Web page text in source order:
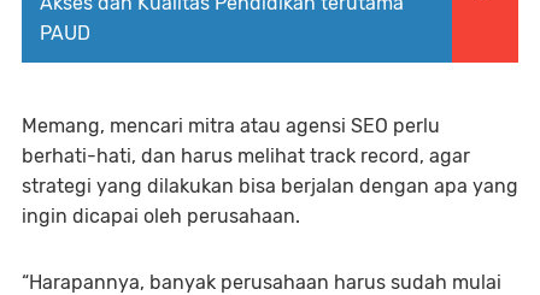
PAUD
Memang, mencari mitra atau agensi SEO perlu
berhati-hati, dan harus melihat track record, agar
strategi yang dilakukan bisa berjalan dengan apa yang
ingin dicapai oleh perusahaan.
“Harapannya, banyak perusahaan harus sudah mulai